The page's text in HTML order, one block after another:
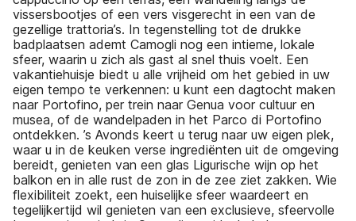
vissersbootjes of een vers visgerecht in een van de
gezellige trattoria’s. In tegenstelling tot de drukke
badplaatsen ademt Camogli nog een intieme, lokale
sfeer, waarin u zich als gast al snel thuis voelt. Een
vakantiehuisje biedt u alle vrijheid om het gebied in uw
eigen tempo te verkennen: u kunt een dagtocht maken
naar Portofino, per trein naar Genua voor cultuur en
musea, of de wandelpaden in het Parco di Portofino
ontdekken. ’s Avonds keert u terug naar uw eigen plek,
waar u in de keuken verse ingrediënten uit de omgeving
bereidt, genieten van een glas Ligurische wijn op het
balkon en in alle rust de zon in de zee ziet zakken. Wie
flexibiliteit zoekt, een huiselijke sfeer waardeert en
tegelijkertijd wil genieten van een exclusieve, sfeervolle